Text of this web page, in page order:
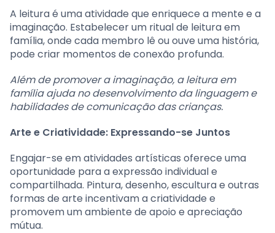
A leitura é uma atividade que enriquece a mente e a
imaginação. Estabelecer um ritual de leitura em
família, onde cada membro lê ou ouve uma história,
pode criar momentos de conexão profunda.
Além de promover a imaginação, a leitura em
família ajuda no desenvolvimento da linguagem e
habilidades de comunicação das crianças.
Arte e Criatividade: Expressando-se Juntos
Engajar-se em atividades artísticas oferece uma
oportunidade para a expressão individual e
compartilhada. Pintura, desenho, escultura e outras
formas de arte incentivam a criatividade e
promovem um ambiente de apoio e apreciação
mútua.